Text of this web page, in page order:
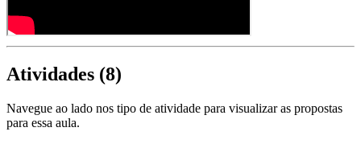
Atividades (8)
Navegue ao lado nos tipo de atividade para visualizar as propostas
para essa aula.